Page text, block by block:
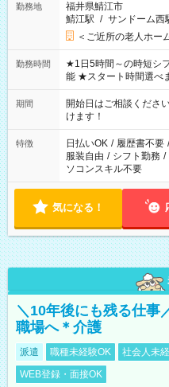
勤務地
福井県鯖江市
鯖江駅 / サンドーム西
＜ご近所の老人ホー
勤務時間
★1日5時間～の時短シフトOK ★もちろんフルタ
能 ★スタート時間選べ
20:00 など 残業なし！ ※Wワークの場合、他のお仕事と合わせ
週40時間超の就業はご
間以上勤務は社会保険
（日雇い派遣の原則禁
案内が難しい場合があ
期間
開始日はご相談くだ
けます！
特徴 日払いOK / 履歴書不要 /
服装自由 / シフト勤務 /
ソコンスキル不要
気になる！
＼10年後にも残る仕事
職場へ＊介護
派遣 職種未経験OK 社会人未
WEB登録・面接OK